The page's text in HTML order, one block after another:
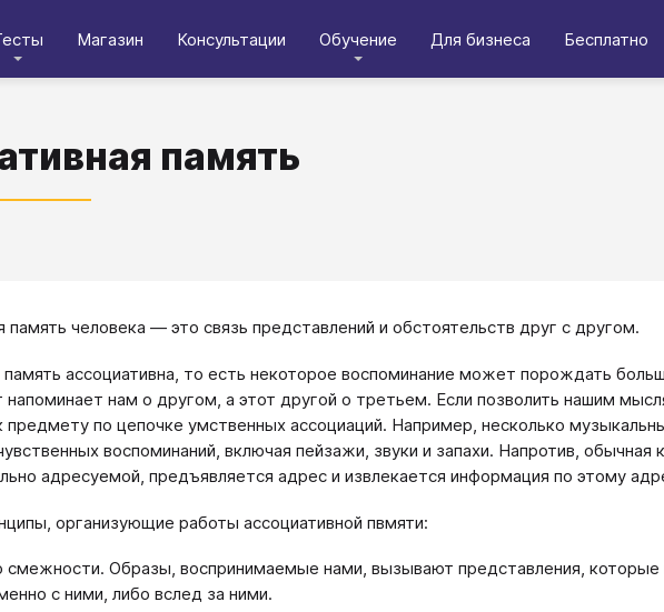
Магазин Консультации Обучение Для бизнеса Бесплатно
память
память человека — это связь представлений и обстоятельств друг с другом.
память ассоциативна, то есть некоторое воспоминание может порождать
нам о другом, а этот другой о третьем. Если позволить нашим
по цепочке умственных ассоциаций. Например, несколько
воспоминаний, включая пейзажи, звуки и запахи. Напротив, обычная
адресуемой, предъявляется адрес и извлекается информация по этому
организующие работы ассоциативной пвмяти:
смежности. Образы, воспринимаемые нами, вызывают представления,
с ними, либо вслед за ними.